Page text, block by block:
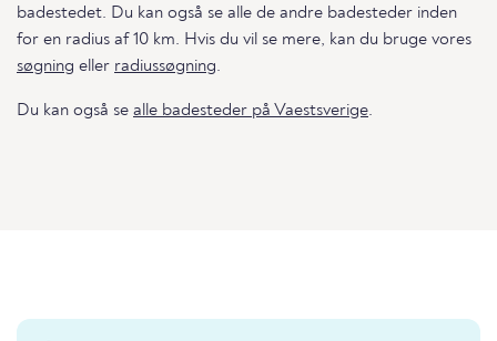
badestedet. Du kan også se alle de andre badesteder inden
for en radius af 10 km. Hvis du vil se mere, kan du bruge vores
søgning eller radiussøgning.
Du kan også se alle badesteder på Vaestsverige.